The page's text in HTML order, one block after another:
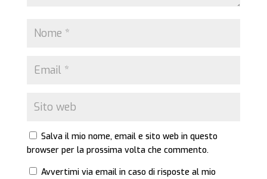
Salva il mio nome, email e sito web in questo
browser per la prossima volta che commento.
Avvertimi via email in caso di risposte al mio